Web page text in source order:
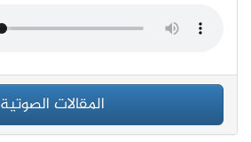
المقالات الصوتية